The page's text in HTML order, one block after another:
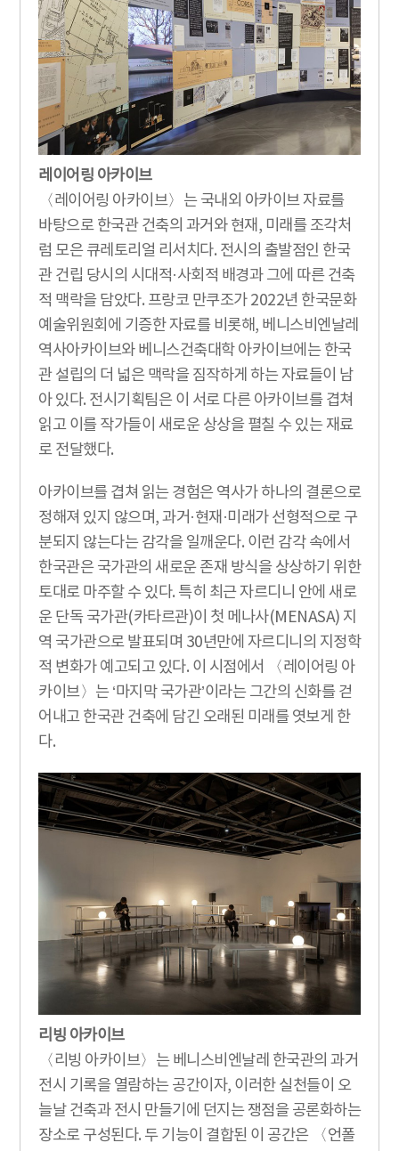
레이어링 아카이브
〈레이어링 아카이브〉는 국내외 아카이브 자료를
바탕으로 한국관 건축의 과거와 현재, 미래를 조각처
럼 모은 큐레토리얼 리서치다. 전시의 출발점인 한국
관 건립 당시의 시대적·사회적 배경과 그에 따른 건축
적 맥락을 담았다. 프랑코 만쿠조가 2022년 한국문화
예술위원회에 기증한 자료를 비롯해, 베니스비엔날레
역사아카이브와 베니스건축대학 아카이브에는 한국
관 설립의 더 넓은 맥락을 짐작하게 하는 자료들이 남
아 있다. 전시기획팀은 이 서로 다른 아카이브를 겹쳐
읽고 이를 작가들이 새로운 상상을 펼칠 수 있는 재료
로 전달했다.
아카이브를 겹쳐 읽는 경험은 역사가 하나의 결론으로
정해져 있지 않으며, 과거·현재·미래가 선형적으로 구
분되지 않는다는 감각을 일깨운다. 이런 감각 속에서
한국관은 국가관의 새로운 존재 방식을 상상하기 위한
토대로 마주할 수 있다. 특히 최근 자르디니 안에 새로
운 단독 국가관(카타르관)이 첫 메나사(MENASA) 지
역 국가관으로 발표되며 30년만에 자르디니의 지정학
적 변화가 예고되고 있다. 이 시점에서 〈레이어링 아
카이브〉는 ‘마지막 국가관’이라는 그간의 신화를 걷
어내고 한국관 건축에 담긴 오래된 미래를 엿보게 한
다.
리빙 아카이브
〈리빙 아카이브〉는 베니스비엔날레 한국관의 과거
전시 기록을 열람하는 공간이자, 이러한 실천들이 오
늘날 건축과 전시 만들기에 던지는 쟁점을 공론화하는
장소로 구성된다. 두 기능이 결합된 이 공간은 〈언폴